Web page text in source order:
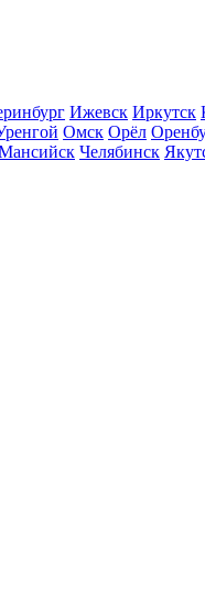
Ижевск Иркутск
Омск Орёл
Челябинск